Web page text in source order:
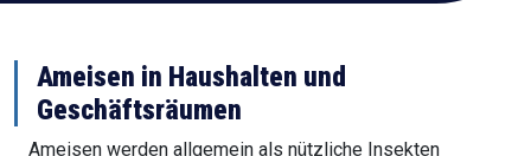
Ameisen in Haushalten und
Geschäftsräumen
Ameisen werden allgemein als nützliche Insekten